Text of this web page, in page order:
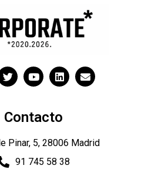
Contacto
Pinar, 5, 28006 Madrid
91 745 58 38